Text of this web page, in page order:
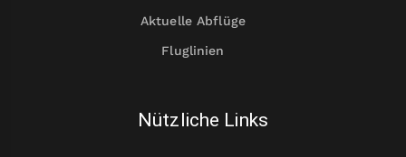
Aktuelle Abflüge
Fluglinien
Nützliche Links